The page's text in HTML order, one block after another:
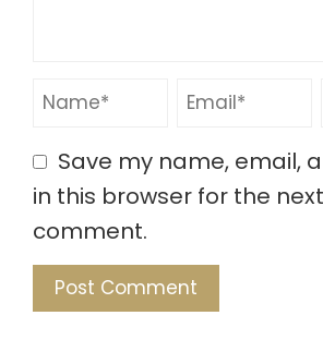
Save my name, email,
in this browser for the
comment.